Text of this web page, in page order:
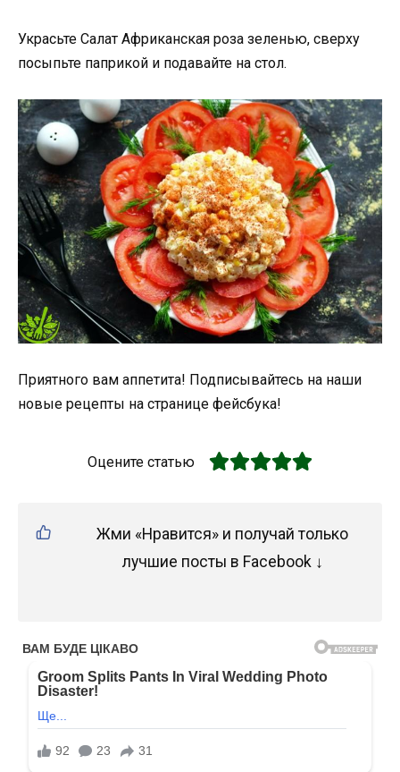
Украсьте Салат Африканская роза зеленью, сверху
посыпьте паприкой и подавайте на стол.
Приятного вам аппетита! Подписывайтесь на наши
новые рецепты на странице фейсбука!
Оцените статью
Жми «Нравится» и получай только
лучшие посты в Facebook ↓